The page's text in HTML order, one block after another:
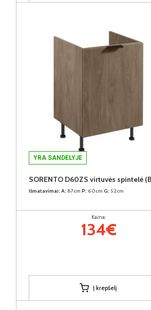
YRA SANDĖLYJE
Išmatavimai: A: 87cm P: 60cm G: 52cm
Kaina:
134€
Į krepšelį